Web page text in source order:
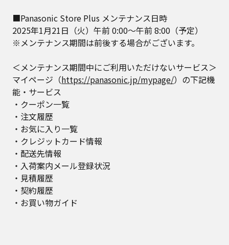
■Panasonic Store Plus メンテナンス日時
2025年1月21日（火）午前 0:00～午前 8:00（予定）
※メンテナンス期間は前後する場合がございます。
＜メンテナンス期間中にご利用いただけないサービス＞
マイページ（https://panasonic.jp/mypage/）の下記機
能・サービス
・クーポン一覧
・注文履歴
・お気に入り一覧
・クレジットカード情報
・配送先情報
・入荷案内メール登録状況
・見積履歴
・契約履歴
・お買い物ガイド